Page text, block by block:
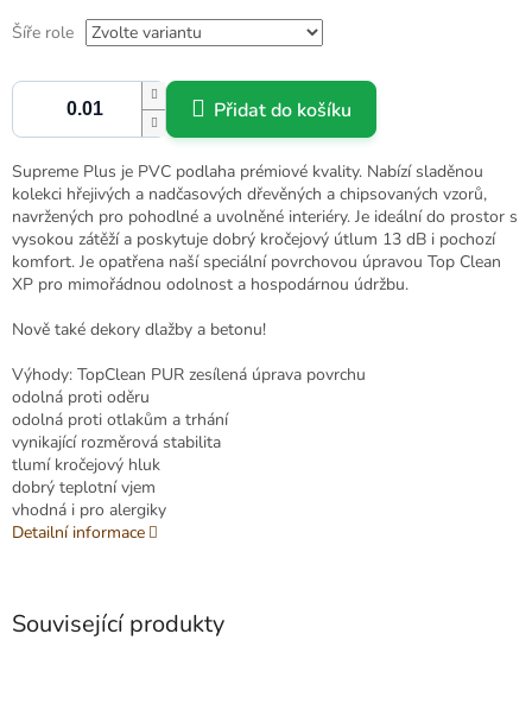
Šíře role
Přidat do košíku
Supreme Plus je PVC podlaha prémiové kvality. Nabízí sladěnou
kolekci hřejivých a nadčasových dřevěných a chipsovaných vzorů,
navržených pro pohodlné a uvolněné interiéry. Je ideální do prostor s
vysokou zátěží a poskytuje dobrý kročejový útlum 13 dB i pochozí
komfort. Je opatřena naší speciální povrchovou úpravou Top Clean
XP pro mimořádnou odolnost a hospodárnou údržbu.
Nově také dekory dlažby a betonu!
Výhody: TopClean PUR zesílená úprava povrchu
odolná proti oděru
odolná proti otlakům a trhání
vynikající rozměrová stabilita
tlumí kročejový hluk
dobrý teplotní vjem
vhodná i pro alergiky
Detailní informace
Související produkty